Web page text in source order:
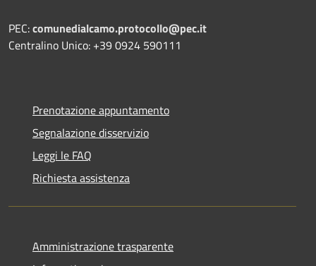
PEC:comunedialcamo.protocollo@pec.it
Centralino Unico: +39 0924 590111
Prenotazione appuntamento
Segnalazione disservizio
Leggi le FAQ
Richiesta assistenza
Amministrazione trasparente